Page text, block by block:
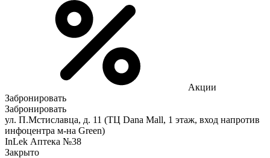
Акции
Забронировать
Забронировать
ул. П.Мстиславца, д. 11 (ТЦ Dana Mall, 1 этаж, вход напротив
инфоцентра м-на Green)
InLek Аптека №38
Закрыто